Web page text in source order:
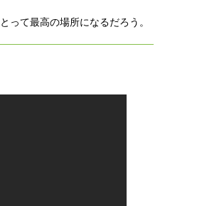
って最高の場所になるだろう。